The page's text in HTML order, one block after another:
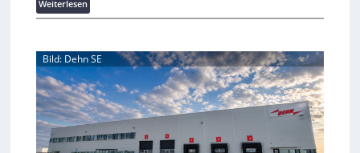
s
w
e
t
e
r
f
p
n
k
t
f
ü
r
p
i
t
e
u
e
r
Y
o
u
t
Weiterlesen:
I
T
F
r
a
m
Bild: Dehn SE